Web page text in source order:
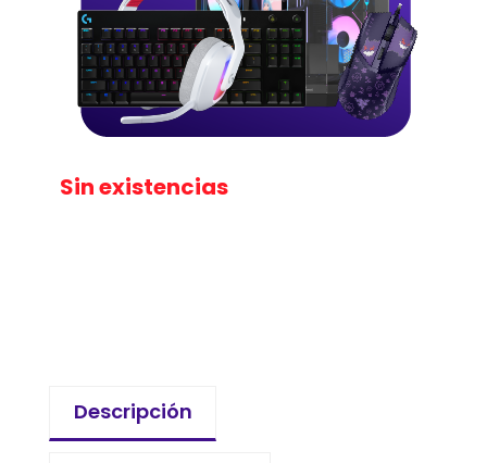
Sin existencias
Descripción